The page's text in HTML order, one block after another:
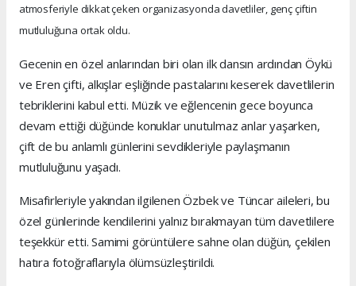
atmosferiyle dikkat çeken organizasyonda davetliler, genç çiftin
mutluluğuna ortak oldu.
Gecenin en özel anlarından biri olan ilk dansın ardından Öykü
ve Eren çifti, alkışlar eşliğinde pastalarını keserek davetlilerin
tebriklerini kabul etti. Müzik ve eğlencenin gece boyunca
devam ettiği düğünde konuklar unutulmaz anlar yaşarken,
çift de bu anlamlı günlerini sevdikleriyle paylaşmanın
mutluluğunu yaşadı.
Misafirleriyle yakından ilgilenen Özbek ve Tüncar aileleri, bu
özel günlerinde kendilerini yalnız bırakmayan tüm davetlilere
teşekkür etti. Samimi görüntülere sahne olan düğün, çekilen
hatıra fotoğraflarıyla ölümsüzleştirildi.